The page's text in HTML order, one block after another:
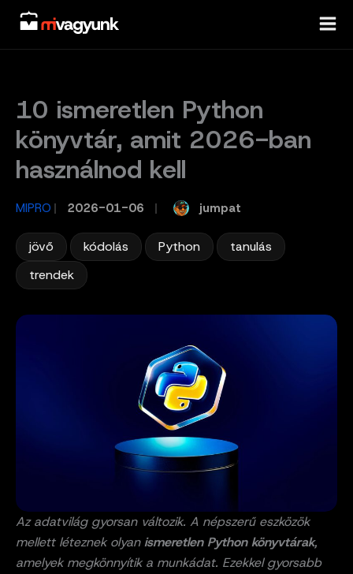
Skip
content
10 ismeretlen Python
könyvtár, amit 2026-ban
használnod kell
MIPRO / 2026-01-06 jumpat
jövő kódolás Python tanulás
trendek
Az adatvilág gyorsan változik. A népszerű eszközök
mellett léteznek olyanismeretlen Python könyvtárak,
amelyek megkönnyítik a munkádat. Ezekkel gyorsabb